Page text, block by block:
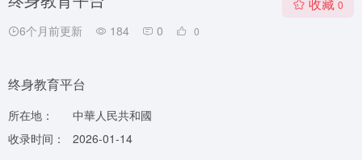
6个月前更新 184 0 0
0
终身教育平台
所在地：
中華人民共和國
收录时间：
2026-01-14